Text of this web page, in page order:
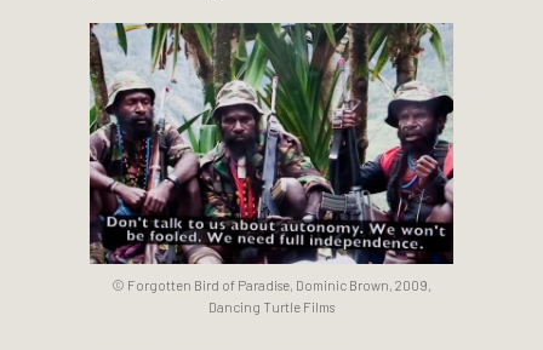
© Forgotten Bird of Paradise, Dominic Brown, 2009,
Dancing Turtle Films